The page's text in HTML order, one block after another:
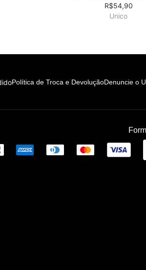
R$54,90
Unico
Política de Troca e DevoluçãoDenuncie o